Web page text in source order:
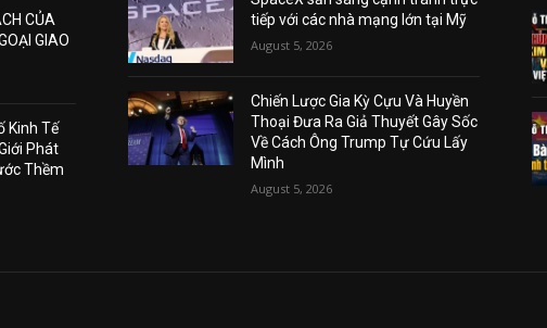
CỦA
GIAO
Kinh Tế
Phát
Thềm
tiếp với các nhà mạng lớn tại Mỹ
August 5, 2026
Chiến Lược Gia Kỳ Cựu Và Huyền
Thoại Đưa Ra Giả Thuyết Gây Sốc
Về Cách Ông Trump Tự Cứu Lấy
Mình
August 5, 2026